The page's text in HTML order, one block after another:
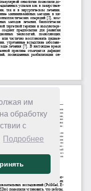
им
обработку
с
Подробнее